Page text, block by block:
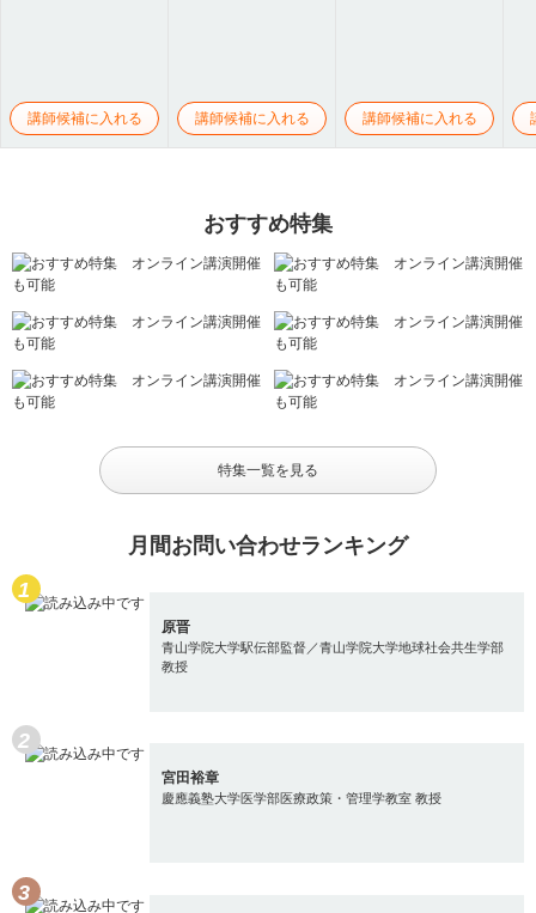
講師候補に入れる 講師候補に入れる 講師候補に入れる
おすすめ特集
特集一覧を見る
月間お問い合わせランキング
原晋
青山学院大学駅伝部監督／青山学院大学地球社会共生学部
教授
宮田裕章
慶應義塾大学医学部医療政策・管理学教室 教授